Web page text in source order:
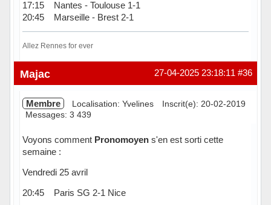
17:15 Nantes - Toulouse 1-1
20:45 Marseille - Brest 2-1
Allez Rennes for ever
Hors ligne #36
27-04-2025 23:18:11
Majac
Membre Localisation: Yvelines
Inscrit(e): 20-02-2019
Messages: 3 439
Voyons comment Pronomoyens'en est sorti cette
semaine :
Vendredi 25 avril
20:45 Paris SG 2-1 Nice